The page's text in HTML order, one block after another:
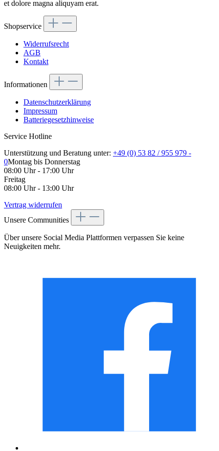
et dolore magna aliquyam erat.
Shopservice
Widerrufsrecht
AGB
Kontakt
Informationen
Datenschutzerklärung
Impressum
Batteriegesetzhinweise
Service Hotline
Unterstützung und Beratung unter: +49 (0) 53 82 / 955 979 -
0Montag bis Donnerstag
08:00 Uhr - 17:00 Uhr
Freitag
08:00 Uhr - 13:00 Uhr
Vertrag widerrufen
Unsere Communities
Über unsere Social Media Plattformen verpassen Sie keine
Neuigkeiten mehr.